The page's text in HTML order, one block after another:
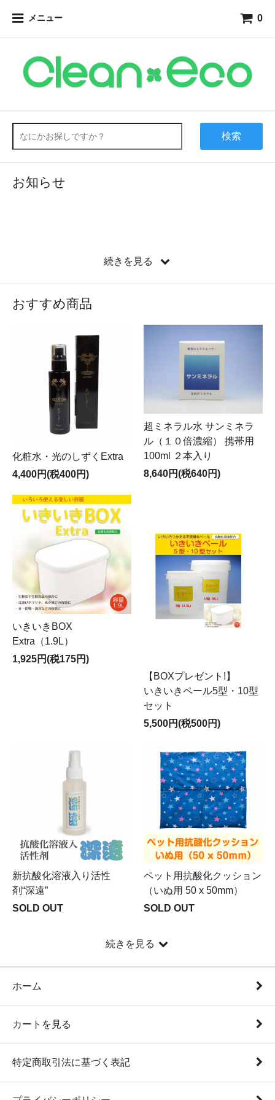
メニュー 0
検索
お知らせ
続きを見る
おすすめ商品
化粧水・光のしずくExtra
4,400円(税400円)
超ミネラル水 サンミネラ
ル（１０倍濃縮） 携帯用
100ml ２本入り
8,640円(税640円)
いきいきBOX
Extra（1.9L）
1,925円(税175円)
【BOXプレゼント!】
いきいきペール5型・10型
セット
5,500円(税500円)
新抗酸化溶液入り活性
剤“深遠”
SOLD OUT
ペット用抗酸化クッション
（いぬ用 50 x 50mm）
SOLD OUT
続きを見る
ホーム
カートを見る
特定商取引法に基づく表記